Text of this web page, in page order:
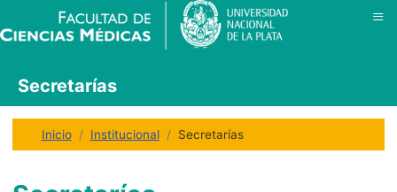
Inicio Institucional Secretarías
Secretarías
≡